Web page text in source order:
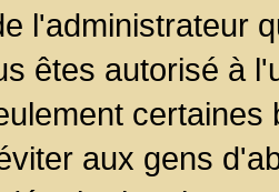
l'administrateur
êtes autorisé à
aux gens